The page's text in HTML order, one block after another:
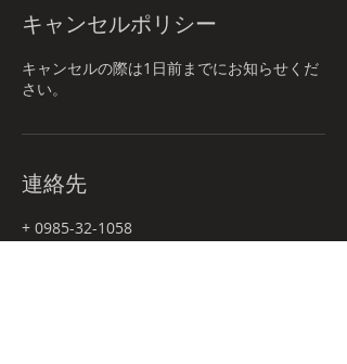
キャンセルポリシー
キャンセルの際は1日前までにお知らせくだ
さい。
連絡先
+ 0985-32-1058
nipponbudonetwork@gmail.com